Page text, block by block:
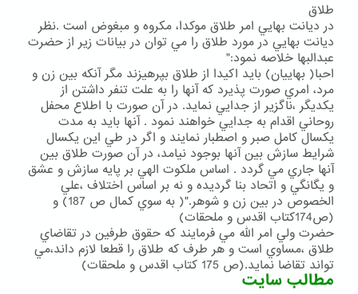
طلاق
در ديانت بهايي امر طلاق موكدا، مكروه و مبغوض است .نظر
ديانت بهايي در مورد طلاق را مي توان در بيانات زير از حضرت
عبدالبها خلاصه نمود:"
احبا( بهاييان) بايد اكيدا از طلاق بپرهيزند مگر آنكه بين زن و
مرد، امري صورت پذيرد كه آنها را به علت تنفر داشتن از
يكديگر ،ناگزير از جدايي نمايد. در آن صورت با اطلاع محفل
روحاني اقدام به جدايي خواهند نمود . آنها بايد به مدت
يكسال كامل صبر و اصطبار نمايند و اگر در طي اين يكسال
شرايط سازش بين آنها بوجود نيامد، در آن صورت طلاق بين
آنها جاري مي گردد . اساس ملكوت الهي بر پايه سازش و عشق
و يگانگي و اتحاد بنا گرديده و نه بر اساس اختلاف ،علي
الخصوص در بين زن و شوهر."( به سوي كمال ص 187) و
(ص174كتاب اقدس و ملحقات)
حضرت ولي امر الله مي فرمايند كه حقوق طرفين در تقاضاي
طلاق ،مساوي است و هر طرف كه طلاق را قطعا لازم داند،مي
تواند تقاضا نمايد.(ص 175 كتاب اقدس و ملحقات)
مطالب سایت